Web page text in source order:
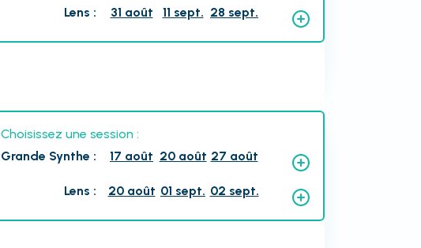
Lens : 31 août 11 sept. 28 sept.
Choisissez une session :
Grande Synthe : 17 août 20 août 27 août
Lens : 20 août 01 sept. 02 sept.